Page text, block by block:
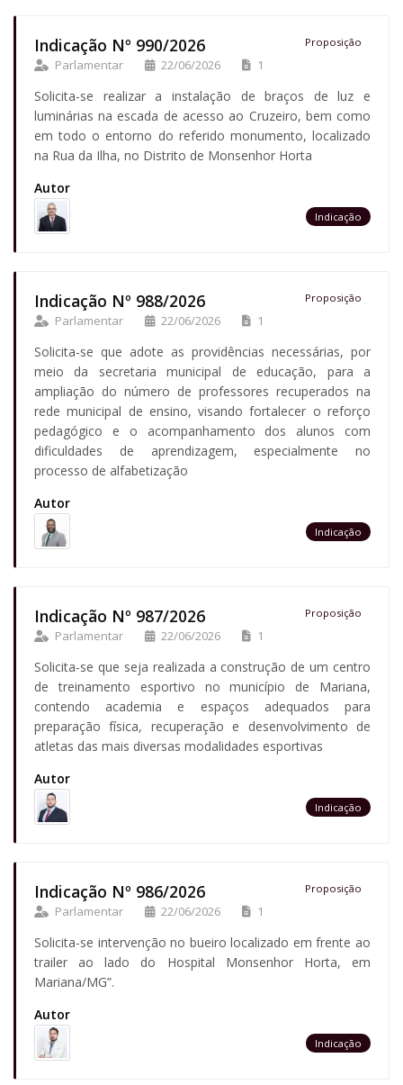
Indicação Nº 990/2026 Proposição
Parlamentar 22/06/2026 1
Solicita-se realizar a instalação de braços de luz e
luminárias na escada de acesso ao Cruzeiro, bem como
em todo o entorno do referido monumento, localizado
na Rua da Ilha, no Distrito de Monsenhor Horta
Autor
Indicação
Indicação Nº 988/2026 Proposição
Parlamentar 22/06/2026 1
Solicita-se que adote as providências necessárias, por
meio da secretaria municipal de educação, para a
ampliação do número de professores recuperados na
rede municipal de ensino, visando fortalecer o reforço
pedagógico e o acompanhamento dos alunos com
dificuldades de aprendizagem, especialmente no
processo de alfabetização
Autor
Indicação
Indicação Nº 987/2026 Proposição
Parlamentar 22/06/2026 1
Solicita-se que seja realizada a construção de um centro
de treinamento esportivo no município de Mariana,
contendo academia e espaços adequados para
preparação física, recuperação e desenvolvimento de
atletas das mais diversas modalidades esportivas
Autor
Indicação
Indicação Nº 986/2026 Proposição
Parlamentar 22/06/2026 1
Solicita-se intervenção no bueiro localizado em frente ao
trailer ao lado do Hospital Monsenhor Horta, em
Mariana/MG”.
Autor
Indicação